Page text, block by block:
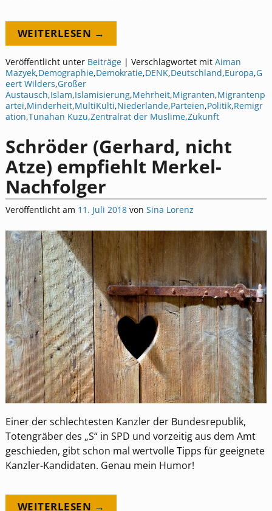
WEITERLESEN →
Veröffentlicht unter Beiträge| Verschlagwortet mit Aiman
Mazyek,Demographie,Demokratie,DENK,Deutschland,Europa,G
eert Wilders,Großer
Austausch,Islam,Islamisierung,Mehrheit,Migranten,Migrantenp
artei,Minderheit,MultiKulti,Niederlande,Parteien,Politik,Remigr
ation,Tunahan Kuzu,Zentralrat der Muslime,Zukunft
Schröder (Gerhard, nicht
Atze) empfiehlt Merkel-
Nachfolger
Veröffentlicht am 11. Juli 2018 von Sina Lorenz
Einer der schlechtesten Kanzler der Bundesrepublik,
Totengräber des „S“ in SPD und vorzeitig aus dem Amt
geschieden, gibt schon mal wertvolle Tipps für geeignete
Kanzler-Kandidaten. Genau mein Humor!
WEITERLESEN →